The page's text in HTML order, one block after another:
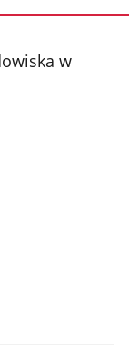
w